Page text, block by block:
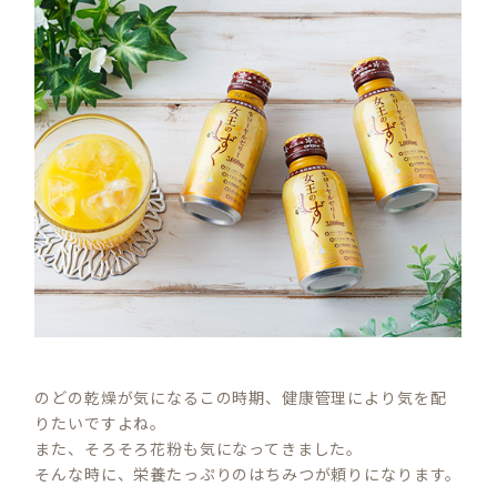
のどの乾燥が気になるこの時期、健康管理により気を配
りたいですよね。
また、そろそろ花粉も気になってきました。
そんな時に、栄養たっぷりのはちみつが頼りになります。